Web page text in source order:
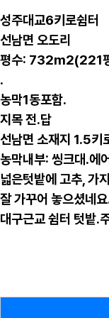
성주대교6키로쉼터
선남면 오도리
평수: 732m2(221
.
농막1동포함.
지목 전.답
선남면 소재지 1.5키
농막내부: 씽크대.에
넓은텃밭에 고추, 가
잘 가꾸어 놓으셨네
대구근교 쉼터 텃밭.